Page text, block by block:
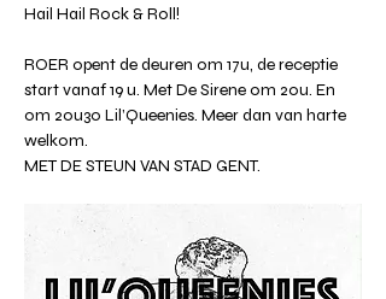
Hail Hail Rock & Roll!
ROER opent de deuren om 17u, de receptie
start vanaf 19 u. Met De Sirene om 20u. En
om 20u30 Lil’Queenies. Meer dan van harte
welkom.
MET DE STEUN VAN STAD GENT.